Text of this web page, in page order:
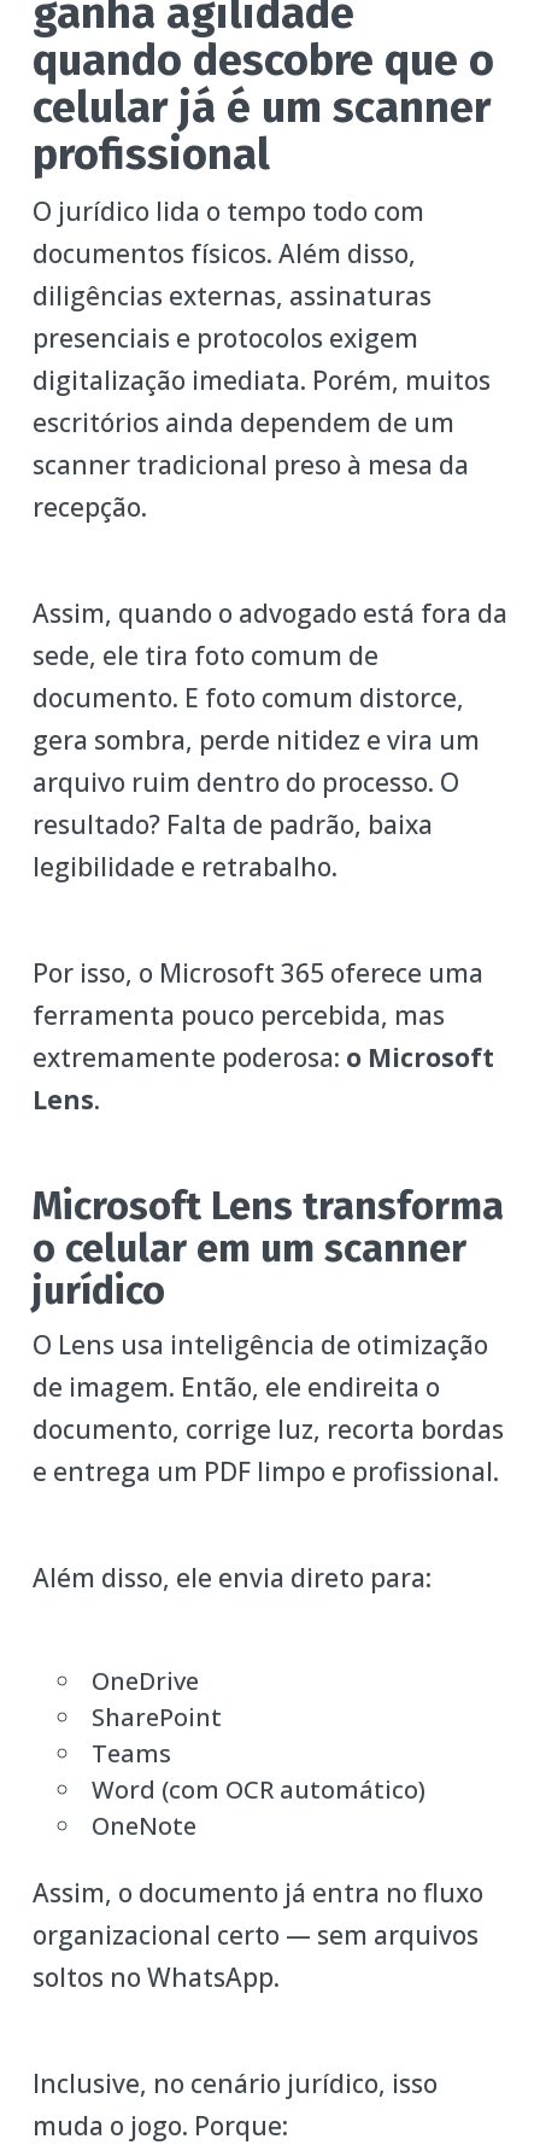
ganha agilidade
quando descobre que o
celular já é um scanner
profissional
O jurídico lida o tempo todo com
documentos físicos. Além disso,
diligências externas, assinaturas
presenciais e protocolos exigem
digitalização imediata. Porém, muitos
escritórios ainda dependem de um
scanner tradicional preso à mesa da
recepção.
Assim, quando o advogado está fora da
sede, ele tira foto comum de
documento. E foto comum distorce,
gera sombra, perde nitidez e vira um
arquivo ruim dentro do processo. O
resultado? Falta de padrão, baixa
legibilidade e retrabalho.
Por isso, o Microsoft 365 oferece uma
ferramenta pouco percebida, mas
extremamente poderosa: o Microsoft
Lens.
Microsoft Lens transforma
o celular em um scanner
jurídico
O Lens usa inteligência de otimização
de imagem. Então, ele endireita o
documento, corrige luz, recorta bordas
e entrega um PDF limpo e profissional.
Além disso, ele envia direto para:
OneDrive
SharePoint
Teams
Word (com OCR automático)
OneNote
Assim, o documento já entra no fluxo
organizacional certo — sem arquivos
soltos no WhatsApp.
Inclusive, no cenário jurídico, isso
muda o jogo. Porque: